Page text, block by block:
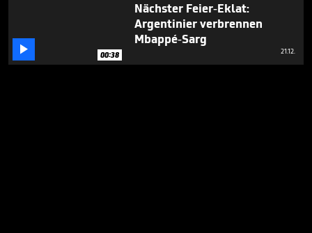
 00:38
Nächster Feier-Eklat:
Argentinier verbrennen
Mbappé-Sarg
21.12.